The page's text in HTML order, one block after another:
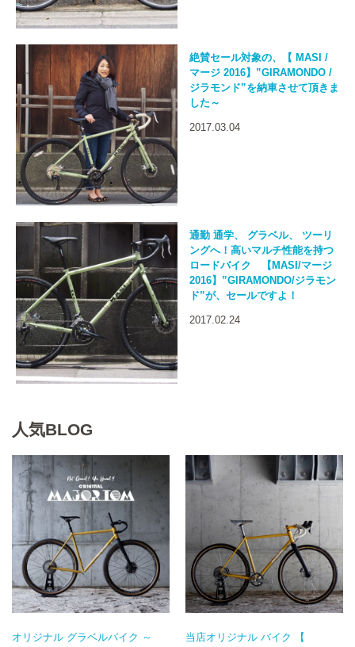
絶賛セール対象の、【 MASI /
マージ 2016】”GIRAMONDO /
ジラモンド”を納車させて頂きま
した～
2017.03.04
通勤 通学、 グラベル、 ツーリ
ングへ！高いマルチ性能を持つ
ロードバイク 【MASI/マージ
2016】”GIRAMONDO/ジラモン
ド”が、セールですよ！
2017.02.24
人気BLOG
オリジナル グラベルバイク ～
当店オリジナル バイク 【